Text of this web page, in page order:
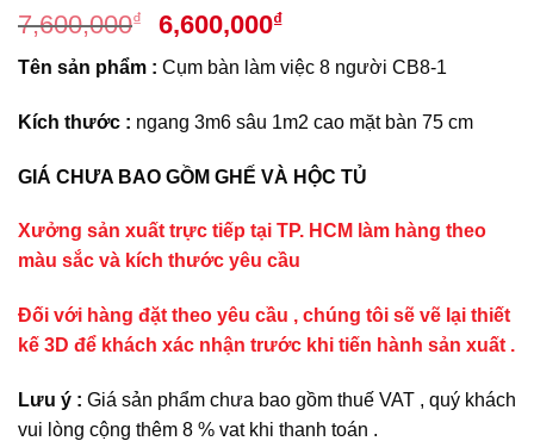
7,600,000₫
Giá
là:
7,600,000₫.
6,600,000₫Giá
hiện
tại
là:
6,600,000₫.
Tên sản phẩm : Cụm bàn làm việc 8 người CB8-1
Kích thước : ngang 3m6 sâu 1m2 cao mặt bàn 75 cm
GIÁ CHƯA BAO GỒM GHẾ VÀ HỘC TỦ
Xưởng sản xuất trực tiếp tại TP. HCM làm hàng theo
màu sắc và kích thước yêu cầu
Đối với hàng đặt theo yêu cầu , chúng tôi sẽ vẽ lại thiết
kế 3D để khách xác nhận trước khi tiến hành sản xuất .
Lưu ý : Giá sản phẩm chưa bao gồm thuế VAT , quý khách
vui lòng cộng thêm 8 % vat khi thanh toán .